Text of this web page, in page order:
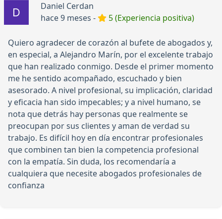
Daniel Cerdan
hace 9 meses -
5 (Experiencia positiva)
Quiero agradecer de corazón al bufete de abogados y,
en especial, a Alejandro Marín, por el excelente trabajo
que han realizado conmigo. Desde el primer momento
me he sentido acompañado, escuchado y bien
asesorado. A nivel profesional, su implicación, claridad
y eficacia han sido impecables; y a nivel humano, se
nota que detrás hay personas que realmente se
preocupan por sus clientes y aman de verdad su
trabajo. Es difícil hoy en día encontrar profesionales
que combinen tan bien la competencia profesional
con la empatía. Sin duda, los recomendaría a
cualquiera que necesite abogados profesionales de
confianza